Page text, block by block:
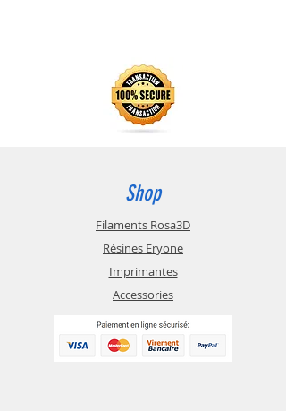
Facile à mélanger et à
appliquer.
Shop
Filaments Rosa3D
Résines Eryone
Imprimantes
Accessories